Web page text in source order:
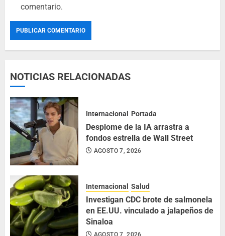
comentario.
NOTICIAS RELACIONADAS
Internacional Portada
Desplome de la IA arrastra a
fondos estrella de Wall Street
AGOSTO 7, 2026
Internacional Salud
Investigan CDC brote de salmonela
en EE.UU. vinculado a jalapeños de
Sinaloa